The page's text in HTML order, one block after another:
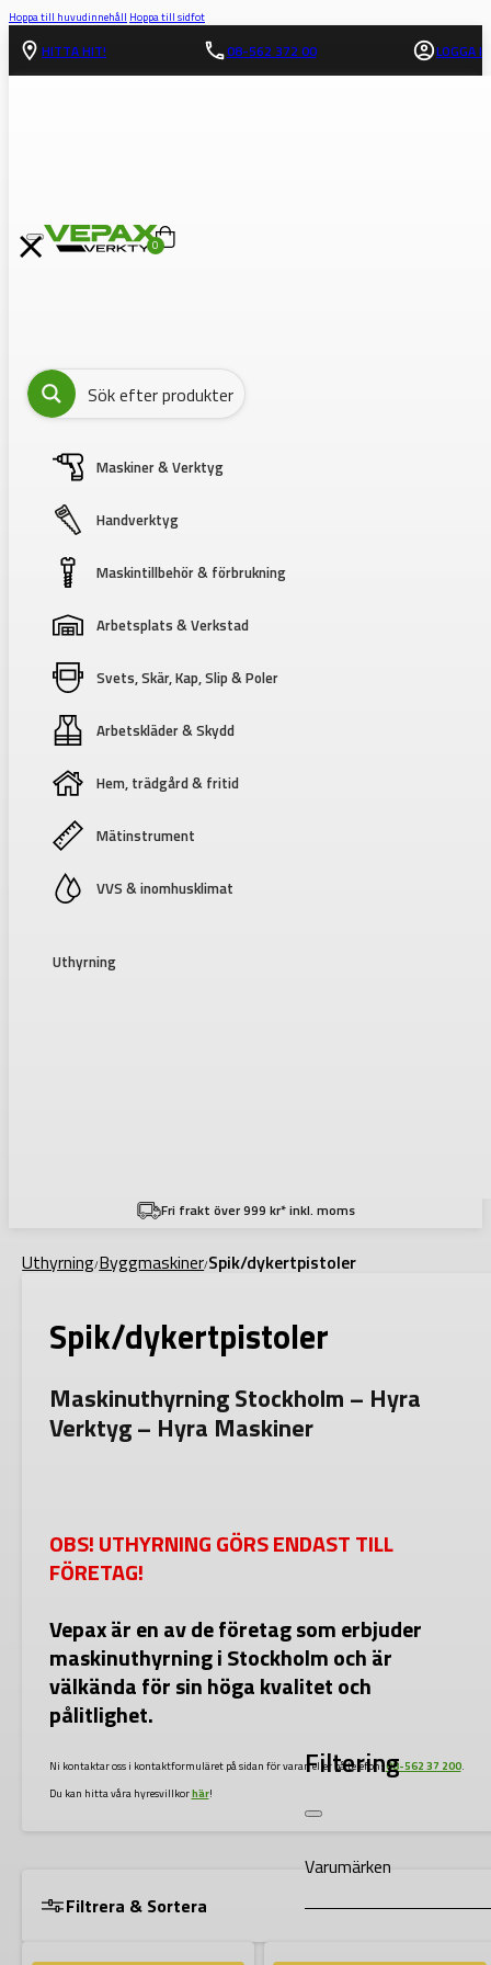
Hoppa till huvudinnehåll Hoppa till sidfot
HITTA HIT! 08-562 372 00 LOGGA IN
0
Maskiner & Verktyg
Handverktyg
Maskintillbehör & förbrukning
Arbetsplats & Verkstad
Svets, Skär, Kap, Slip & Poler
Arbetskläder & Skydd
Hem, trädgård & fritid
Mätinstrument
VVS & inomhusklimat
Uthyrning
Fri frakt över 999 kr* inkl. moms
Uthyrning/Byggmaskiner/Spik/dykertpistoler
Spik/dykertpistoler
Maskinuthyrning Stockholm – Hyra
Verktyg – Hyra Maskiner
OBS! UTHYRNING GÖRS ENDAST TILL
FÖRETAG!
Vepax är en av de företag som erbjuder
maskinuthyrning i Stockholm och är
välkända för sin höga kvalitet och
pålitlighet.
Ni kontaktar oss i kontaktformuläret på sidan för varan eller på telefon:08-562 37 200.
Du kan hitta våra hyresvillkorhär!
Filtrera & Sortera
Filtering
Varumärken